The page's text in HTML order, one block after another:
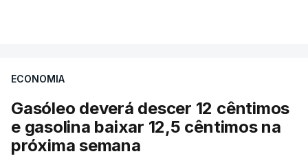
com ondas de calor no Verão e conflitos na
Ucrânia e no Médio Oriente a elevar os
custos das colheitas.
O índice, que acompanha as variações mensais
ECONOMIA
Gasóleo deverá descer 12 cêntimos
e gasolina baixar 12,5 cêntimos na
próxima semana